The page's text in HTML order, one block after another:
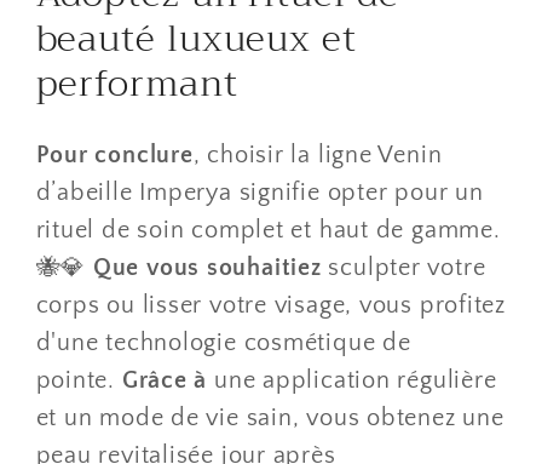
beauté luxueux et
performant
Pour conclure, choisir la ligne Venin
d’abeille Imperya signifie opter pour un
rituel de soin complet et haut de gamme.
🐝💎 Que vous souhaitiez sculpter votre
corps ou lisser votre visage, vous profitez
d'une technologie cosmétique de
pointe. Grâce à une application régulière
et un mode de vie sain, vous obtenez une
peau revitalisée jour après